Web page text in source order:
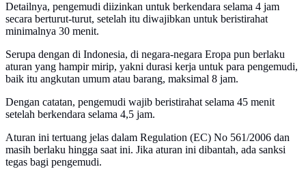
Detailnya, pengemudi diizinkan untuk berkendara selama 4 jam
secara berturut-turut, setelah itu diwajibkan untuk beristirahat
minimalnya 30 menit.
Serupa dengan di Indonesia, di negara-negara Eropa pun berlaku
aturan yang hampir mirip, yakni durasi kerja untuk para pengemudi,
baik itu angkutan umum atau barang, maksimal 8 jam.
Dengan catatan, pengemudi wajib beristirahat selama 45 menit
setelah berkendara selama 4,5 jam.
Aturan ini tertuang jelas dalam Regulation (EC) No 561/2006 dan
masih berlaku hingga saat ini. Jika aturan ini dibantah, ada sanksi
tegas bagi pengemudi.